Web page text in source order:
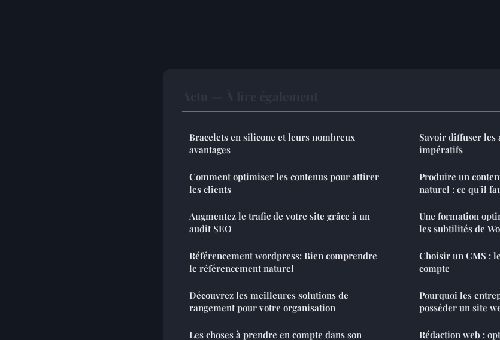
Bracelets en silicone et leurs nombreux
avantages
Comment optimiser les contenus pour attirer
les clients
Augmentez le trafic de votre site grâce à un
audit SEO
Référencement wordpress: Bien comprendre
le référencement naturel
Découvrez les meilleures solutions de
rangement pour votre organisation
Les choses à prendre en compte dans son
Savoir diffuser les
impératifs
Produire un
naturel : ce qu'il
Une formation
les subtilités de
Choisir un CMS :
compte
Pourquoi les
posséder un site
Rédaction web :